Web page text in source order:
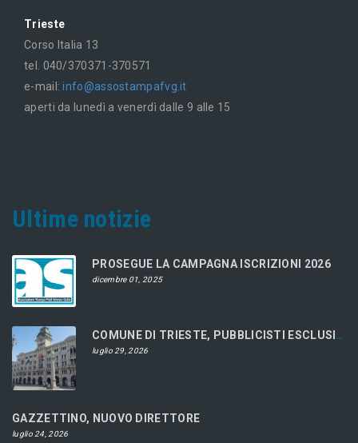
Trieste
Corso Italia 13
tel. 040/370371-370571
e-mail:info@assostampafvg.it
aperti da lunedì a venerdì dalle 9 alle 15
Ultime notizie
PROSEGUE LA CAMPAGNA ISCRIZIONI 2026
dicembre 01, 2025
COMUNE DI TRIESTE, PUBBLICISTI ESCLUSI DAL CONCORSO
luglio 29, 2026
GAZZETTINO, NUOVO DIRETTORE
luglio 24, 2026